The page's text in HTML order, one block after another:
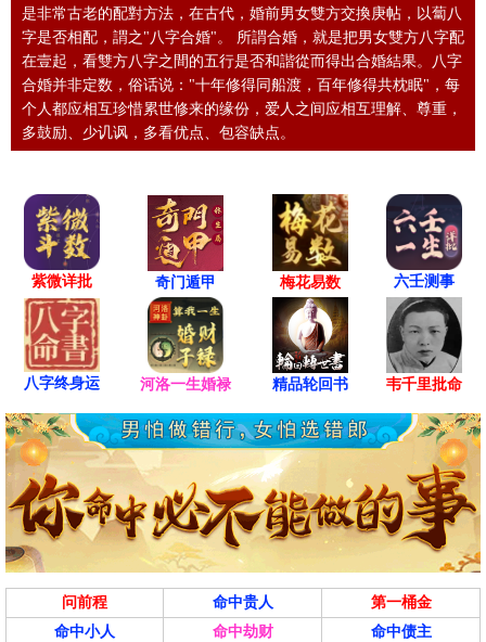
是非常古老的配對方法，在古代，婚前男女雙方交換庚帖，以蔔八
字是否相配，謂之"八字合婚"。 所謂合婚，就是把男女雙方八字配
在壹起，看雙方八字之間的五行是否和諧從而得出合婚結果。八字
合婚并非定数，俗话说："十年修得同船渡，百年修得共枕眠"，每
个人都应相互珍惜累世修来的缘份，爱人之间应相互理解、尊重，
多鼓励、少讥讽，多看优点、包容缺点。
紫微详批 奇门遁甲 梅花易数 六壬测事
八字终身运 河洛一生婚禄 精品轮回书 韦千里批命
问前程 命中贵人
第一桶金
命中小人
命中劫财
命中债主